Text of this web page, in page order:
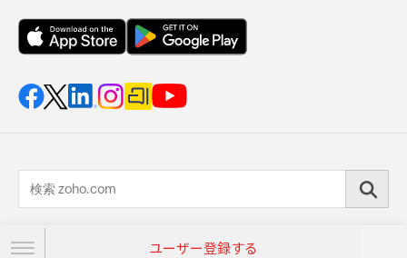
© 2026, ZOHO Japan Corporation. All Rights Reserved.
ユーザー登録する